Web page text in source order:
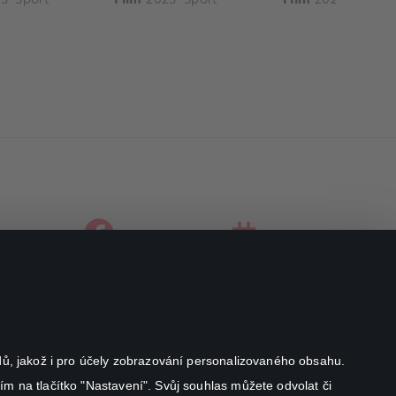
jakož i pro účely zobrazování personalizovaného obsahu.
na tlačítko "Nastavení". Svůj souhlas můžete odvolat či
facebookinstagram